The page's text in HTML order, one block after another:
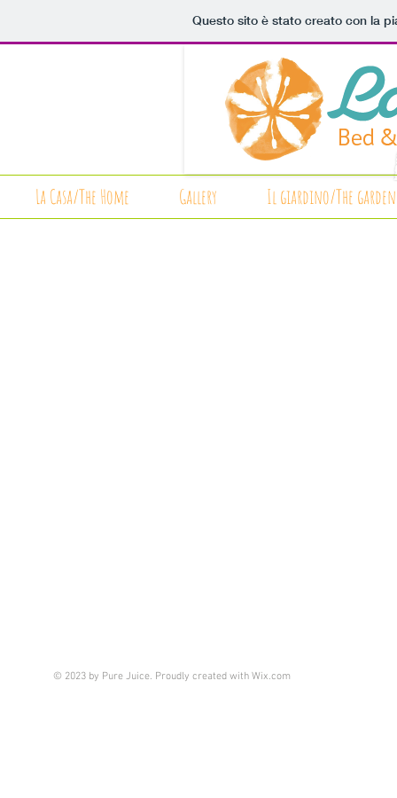
Questo sito è stato creato con la
La Casa/The Home Gallery Il giardino/The garden
solare e comoda
sunny
© 2023 by Pure Juice. Proudly created with Wix.com